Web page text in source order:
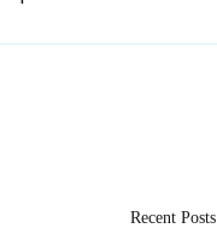
Recent Posts